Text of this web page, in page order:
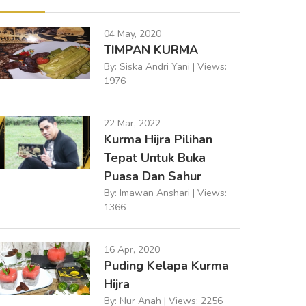
04 May, 2020
TIMPAN KURMA
By: Siska Andri Yani | Views:
1976
22 Mar, 2022
Kurma Hijra Pilihan
Tepat Untuk Buka
Puasa Dan Sahur
By: Imawan Anshari | Views:
1366
16 Apr, 2020
Puding Kelapa Kurma
Hijra
By: Nur Anah | Views: 2256